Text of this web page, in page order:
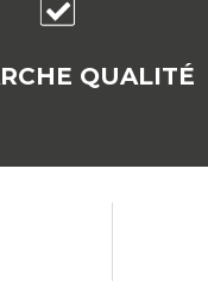
QUALITÉ